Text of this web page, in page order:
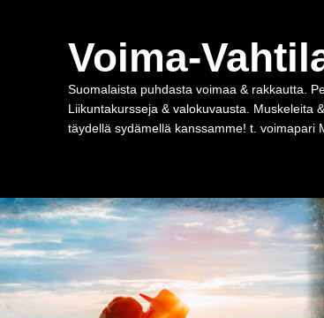
Voima-
Suomalaista puhdasta voimaa & rakkautta.
Liikuntakursseja & valokuvausta. Muskeleita
täydellä sydämellä kanssamme! t. voimapari